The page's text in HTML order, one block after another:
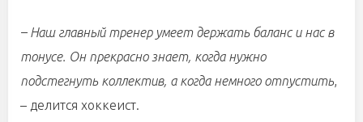
– Наш главный тренер умеет держать баланс и нас в
тонусе. Он прекрасно знает, когда нужно
подстегнуть коллектив, а когда немного отпустить,
– делится хоккеист.